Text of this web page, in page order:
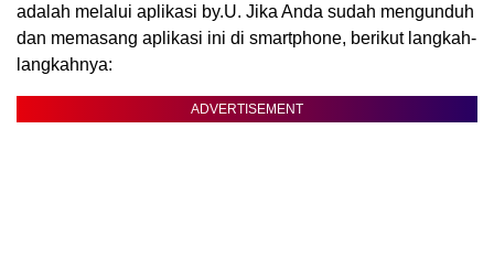
adalah melalui aplikasi by.U. Jika Anda sudah mengunduh
dan memasang aplikasi ini di smartphone, berikut langkah-
langkahnya:
ADVERTISEMENT